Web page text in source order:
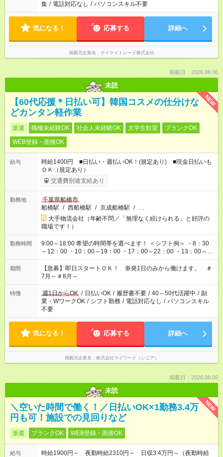
集 / 電話対応なし / パソコンスキル不要
気になる！ 応募する 詳細へ
掲載元企業名 テイケイトレード株式会社
掲載日：2026.08.06
未読
NEW
【60代応援＊日払い可】韓国コスメの仕分けな
どカンタン軽作業
派遣 職種未経験OK 社会人未経験OK 大学生歓迎
ブランクOK
WEB登録・面接OK
給与
時給1400円 ■日払い・週払いOK！(規定あり) ■現金日払いも
ＯＫ（規定あり）
交通費別途支給あり
勤務地
千葉県船橋市
船橋駅 / 西船橋駅 / 京成船橋駅 / …
大手物流会社（年齢不問／「無理なく続けられる」と好評の
職場です！）
勤務時間
9:00～18:00 希望の時間帯を選べます！ ＜シフト例＞ ・8：30
～12：00 ・10：00～19：00 ・17：00～22：00 ・13：00～
22：00 ・22：00～翌6：00 など
期間
【急募】即日スタートＯＫ！ 単発1日のみから働けます。 ＃
7月～＃8月～
特徴 週1日からOK / 日払いOK / 履歴書不要 / 40～50代活躍中 / 副
業・WワークOK / シフト勤務 / 電話対応なし / パソコンスキル
不要
気になる！ 応募する 詳細へ
掲載元企業名 株式会社マイワーク（シニア）
掲載日：2026.08.06
未読
NEW
＼空いた時間で働く！／日払いOK×1勤務3.4万
円も可！施設での見回りなど
派遣 ブランクOK WEB登録・面接OK
給与
時給1900円～ 夜勤時給2310円～ 日収3.4万円～（夜勤時給